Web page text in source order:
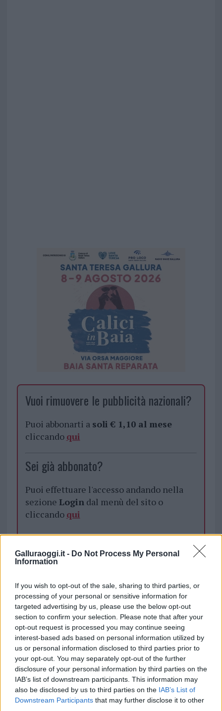
Galluraoggi.it - Do Not Process My Personal
Information
If you wish to opt-out of the sale, sharing to third parties, or
processing of your personal or sensitive information for
targeted advertising by us, please use the below opt-out
section to confirm your selection. Please note that after your
opt-out request is processed you may continue seeing
interest-based ads based on personal information utilized by
us or personal information disclosed to third parties prior to
your opt-out. You may separately opt-out of the further
disclosure of your personal information by third parties on the
IAB’s list of downstream participants. This information may
also be disclosed by us to third parties on the IAB’s List of
Downstream Participants that may further disclose it to other
Vuoi rimuovere le pubblicità nazionali?
Puoi abbonarti a soli € 1,10 al mese
cliccando qui
Sei già abbonato?
Puoi effettuare l'accesso andando nella
sezione Logindal menù del sito o
cliccando qui
TEMI:
Capitaneria Di Olbia
Dispersi In Mare Olbia
Lorenzo Deiana
Notizie Capo Figari
Notizie Golfo Aranci
Notizie Olbia
Notizie Sardegna
Ricerche Capo Figari
Simona Deiana
Notizie in tempo reale?
Entra nel canale telegram di
GalluraOggi.it